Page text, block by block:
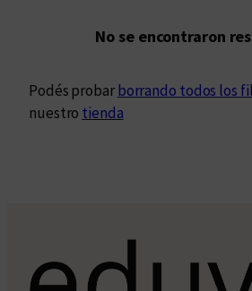
No se encontraron
Podés probarborrando todos los
nuestro tienda